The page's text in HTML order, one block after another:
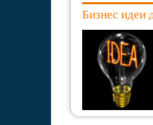
Бизнес идеи